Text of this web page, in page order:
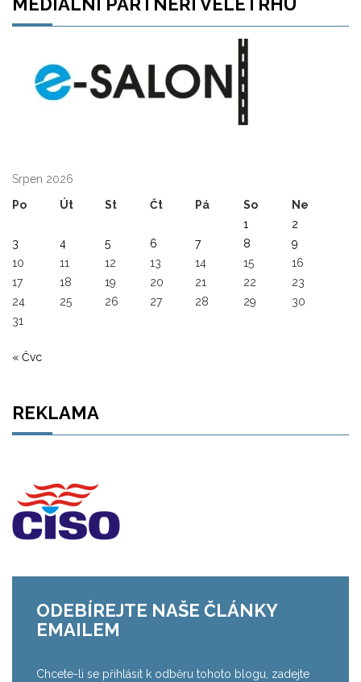
MEDIALNÍ PARTNEŘI VELETRHU
Srpen 2026
Po
Út St Čt Pá So
Ne
1
2
3
4 5 6 7 8
9
10
11 12 13 14 15
16
17
18 19 20 21 22
23
24
25 26 27 28 29
30
31
« Čvc
REKLAMA
ODEBÍREJTE NAŠE ČLÁNKY
EMAILEM
Chcete-li se přihlásit k odběru tohoto blogu, zadejte